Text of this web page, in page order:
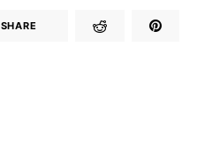
SHARE